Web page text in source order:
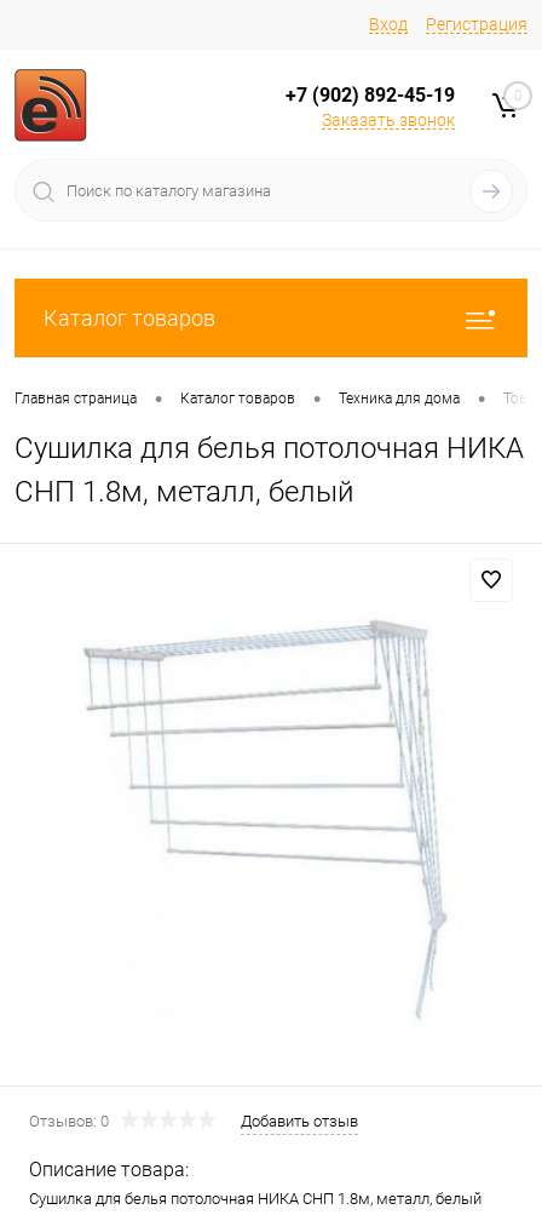
Вход Регистрация
+7 (902) 892-45-19
Заказать звонок
0
Каталог товаров
Главная страница • Каталог товаров • Техника для дома •
Сушилка для белья потолочная НИКА
СНП 1.8м, металл, белый
Отзывов: 0 Добавить отзыв
Описание товара:
Сушилка для белья потолочная НИКА СНП 1.8м, металл, белый